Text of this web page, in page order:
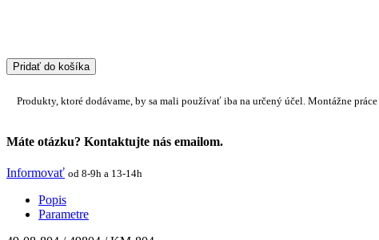
Pridať do košíka
Produkty, ktoré dodávame, by sa mali používať iba na určený účel. Montážne práce
Máte otázku? Kontaktujte nás emailom.
Informovať od 8-9h a 13-14h
Popis
Parametre